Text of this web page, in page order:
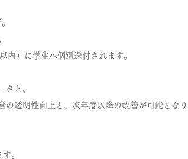
内）に学生へ個別送付されます。
タと、
透明性向上と、次年度以降の改善が可能とな
。